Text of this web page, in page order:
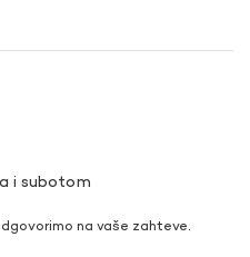
i subotom
na vaše zahteve.